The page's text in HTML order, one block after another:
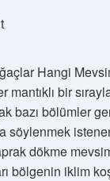
Hangi
mantıklı bir
bazı bölümler
söylenmek
dökme
bölgenin iklim